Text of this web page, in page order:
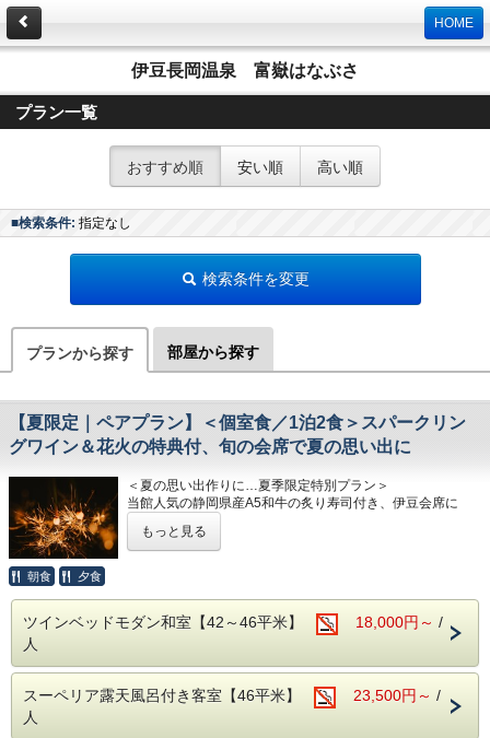
HOME
伊豆長岡温泉 富嶽はなぶさ
プラン一覧
おすすめ順 安い順 高い順
■検索条件: 指定なし
検索条件を変更
プランから探す 部屋から探す
【夏限定｜ペアプラン】＜個室食／1泊2食＞スパークリン
グワイン＆花火の特典付、旬の会席で夏の思い出に
＜夏の思い出作りに…夏季限定特別プラン＞
当館人気の静岡県産A5和牛の炙り寿司付き、伊豆会席に
【プラン特典】
※スマートフォンを設置できる三脚もお貸ししております。
以下に記載している「HANA Style」の項目をご覧くださ
い。
もっと見る
朝食 夕食
ツインベッドモダン和室【42～46平米】 18,000円～ /
人
スーペリア露天風呂付き客室【46平米】 23,500円～ /
人